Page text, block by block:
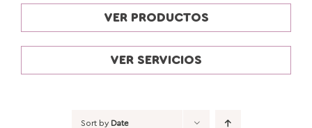
VER PRODUCTOS
VER SERVICIOS
Sort by Date